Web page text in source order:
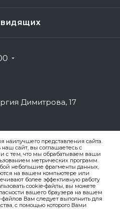
наилучшего представления сайта.
сайт, вы соглашаетесь с
с тем, что мы обрабатываем ваши
метрических программ.
небольшие фрагменты данных,
на вашем компьютере или
более эффективную работу
cookie-файлы, вы можете
вашего браузера на вашем
Вам следует выполнить для
с помощью которого Вами
Димитрова, 17
№ 1 (Базовая школа